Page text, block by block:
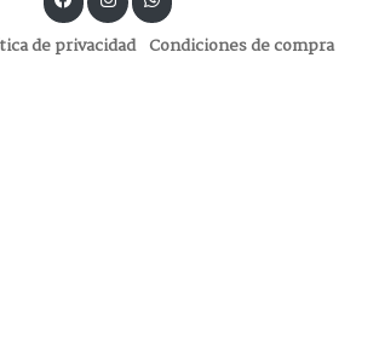
de privacidad Condiciones de compra